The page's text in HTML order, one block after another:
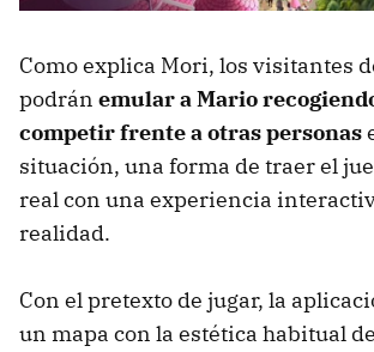
Como explica Mori, los visitantes
podrán emular a Mario
competir frente a otras personas
situación, una forma de traer el
real con una experiencia
realidad.
Con el pretexto de jugar, la
un mapa con la estética habitual